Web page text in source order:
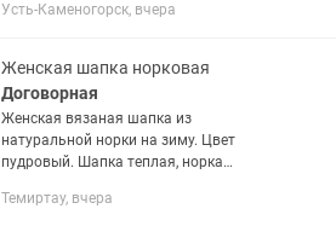
Усть-Каменогорск, вчера
Женская шапка норковая
Договорная
Женская вязаная шапка из
натуральной норки на зиму. Цвет
пудровый. Шапка теплая, норка
Темиртау, вчера